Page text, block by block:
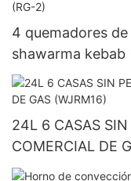
4 quemadores
shawarma kebab
24L 6 CASAS SIN
COMERCIAL DE